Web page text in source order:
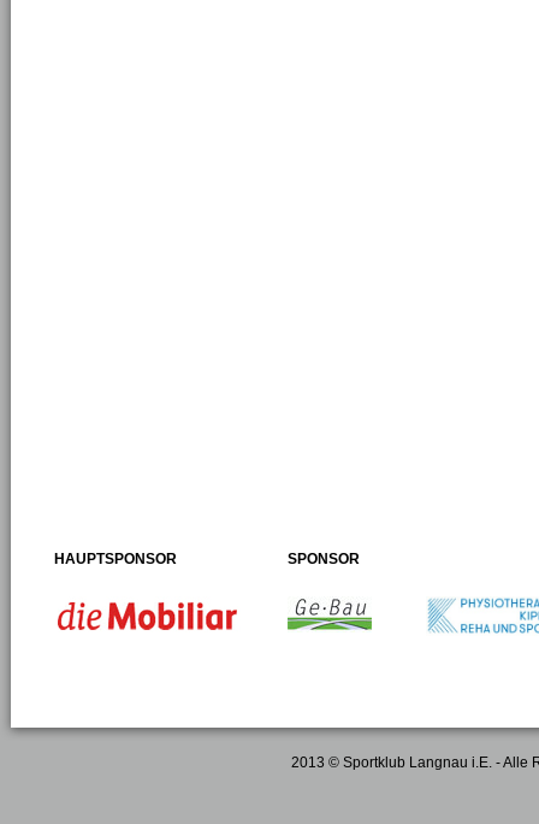
HAUPTSPONSOR SPONSOR
2013 © Sportklub Langnau i.E. - Alle